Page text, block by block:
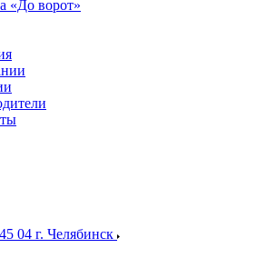
«До ворот»
04 г. Челябинск